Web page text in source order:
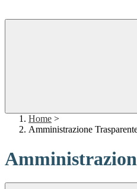
Home >
Amministrazione